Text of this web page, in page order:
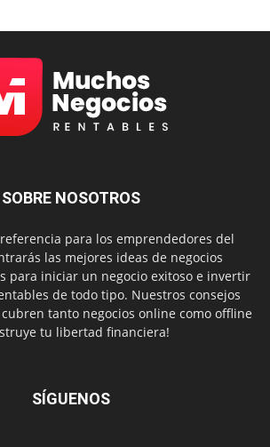
SOBRE NOSOTROS
para los emprendedores del
las mejores ideas de negocios
para iniciar un negocio exitoso e invertir
de todo tipo. Nuestros consejos
tanto negocios online como offline
tu libertad financiera!
SÍGUENOS